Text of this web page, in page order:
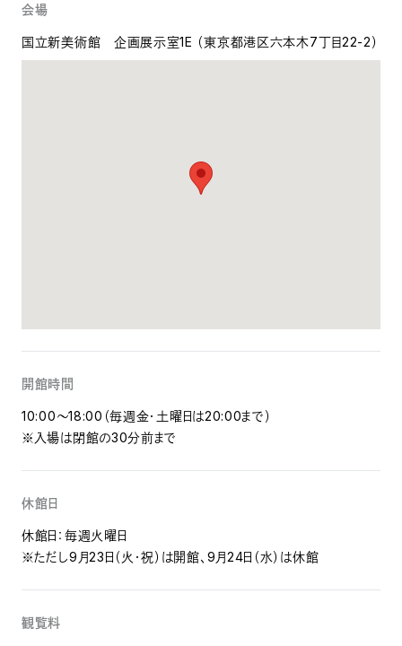
会場
国立新美術館 企画展示室1E （東京都港区六本木7丁目22-2）
開館時間
10:00～18:00（毎週金・土曜日は20:00まで）
※入場は閉館の30分前まで
休館日
休館日：毎週火曜日
※ただし9月23日（火・祝）は開館、9月24日（水）は休館
観覧料